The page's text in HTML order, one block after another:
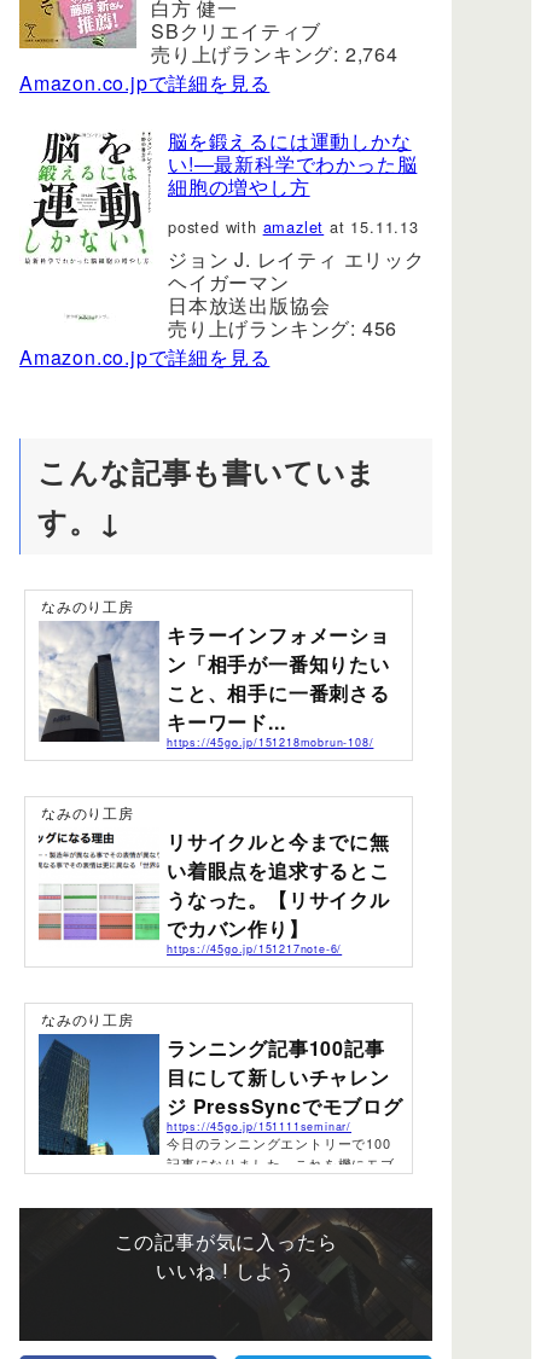
白方 健一
SBクリエイティブ
売り上げランキング: 2,764
Amazon.co.jpで詳細を見る
脳を鍛えるには運動しかな
い!―最新科学でわかった脳
細胞の増やし方
posted with amazlet at 15.11.13
ジョン J. レイティ エリック
ヘイガーマン
日本放送出版協会
売り上げランキング: 456
Amazon.co.jpで詳細を見る
こんな記事も書いていま
す。↓
なみのり工房
キラーインフォメーショ
ン「相手が一番知りたい
こと、相手に一番刺さる
キーワード...
https://45go.jp/151218mobrun-108/
最近どっぷりとハマっている文章シリーズの続きエント
きました。前回エントリー↓今回はキーワードが生きてい
るか？読み手が求めていることにマッチした文章表現が
できているか？について感じたこと、気付き書いていま
す。人は文章で情報を探す。検索に引っ掛かるのは文章
です。どんなにウェブサイトのデザインや写真にお金や
時間を費やしても、検索に引っかかるのは文章です。Go
ogleの検索結果で表示されるのは文字だけです。写真やデ
ザインは表示されません。いかに検索された時の...
なみのり工房
リサイクルと今までに無
い着眼点を追求するとこ
うなった。【リサイクル
でカバン作り】
https://45go.jp/151217note-6/
先日、テレビでふと良い商品に出会ったのでご紹介した
う番組の「となりの人間国宝さん」というコーナーで紹
介されていました。解体現場で廃棄処分にさせるものを
引取り再利用から別の製品に生まれ変わったもの。 廃棄
処分寸前の消化ホースをオリジナリティ溢れるカバン
へ 劣化防止のために一度も使用することのなかった火災
で使用する消化ホース。ビルの解体現場で仕事していた
時に「何かに利用できないか？」という疑問と今までに
ない何かを発掘したいという、探...
なみのり工房
ランニング記事100記事
目にして新しいチャレン
ジ PressSyncでモブログ
https://45go.jp/151111seminar/
今日のランニングエントリーで100
記事になりました。これを機にモブ
夜はものくろ師匠に指導して貰って
ます。DpubでPressSyncとの出会
い前のエントリーでDpub12について
触れましたが、そこでPressSyncの
開発者さんとお会いする事が出来
て、タイムリーな勉強会になりまし
た。開発者さんのブログPressSync
がまだ理解出来てなかったPressSyn
この記事が気に入ったら
いいね ! しよう